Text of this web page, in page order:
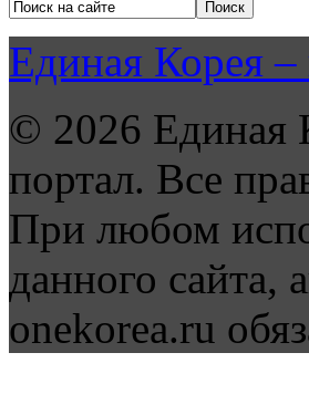
Единая Корея
© 2026 Единая
портал. Все
При любом
данного сайта,
onekorea.ru